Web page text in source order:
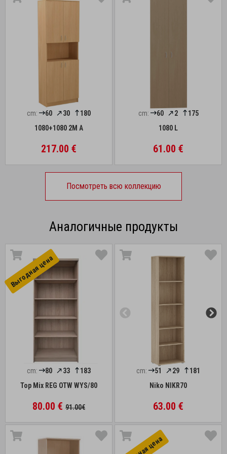
cm: 60 30
180
1080+1080 2M A
217.00 €
cm: 60 2
175
1080 L
61.00 €
Посмотреть всю коллекцию
Аналогичные продукты
Выгоднaя цена
cm: 80 33
183
Top Mix REG OTW WYS/80
80.00 € 91.00€
cm: 51 29
181
Niko NIKR70
63.00 €